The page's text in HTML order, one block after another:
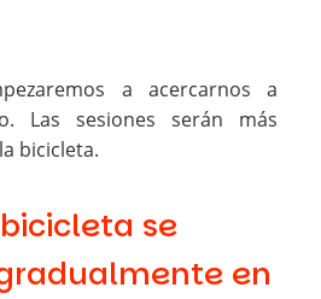
a acercarnos a
Las sesiones serán más
bicicleta.
bicicleta se
en